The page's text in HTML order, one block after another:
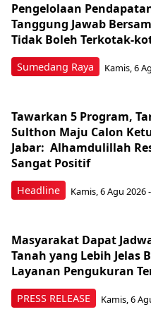
Sumedang Raya
Pengelolaan
Tanggung Jawab
Tidak Boleh Terkotak-
Kamis, 6
Headline
Tawarkan 5 Program,
Sulthon Maju Calon
Jabar: Alhamdulillah
Sangat Positif
Kamis, 6 Agu 2026
PRESS RELEASE
Masyarakat Dapat
Tanah yang Lebih Jelas
Layanan Pengukuran
Kamis, 6